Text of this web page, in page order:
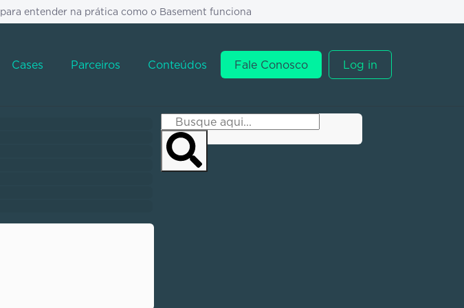
para entender na prática como o Basement funciona
Cases Parceiros Conteúdos Fale Conosco Log in